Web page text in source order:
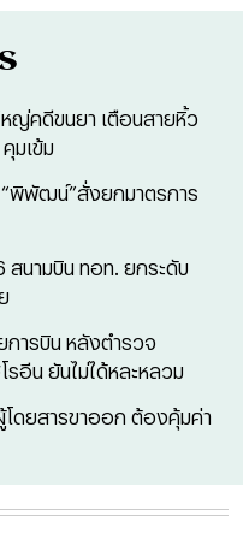
หญ่คดีขนยา เตือนสายหิ้ว
มเข้ม
พิพัฒน์”สั่งยกมาตรการ
นามบิน ทอท. ยกระดับ
การบิน หลังตำรวจ
อีน ยันไม่ได้หละหลวม
ดยสารขาออก ต้องคุ้มค่า